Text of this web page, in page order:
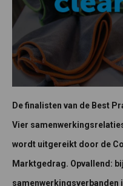
De finalisten van de Best
Vier
wordt uitgereikt door de
Marktgedrag. Opvallend: